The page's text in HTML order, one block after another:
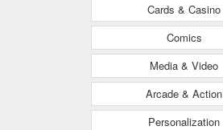
Cards & Casino
Comics
Media & Video
Arcade & Action
Personalization